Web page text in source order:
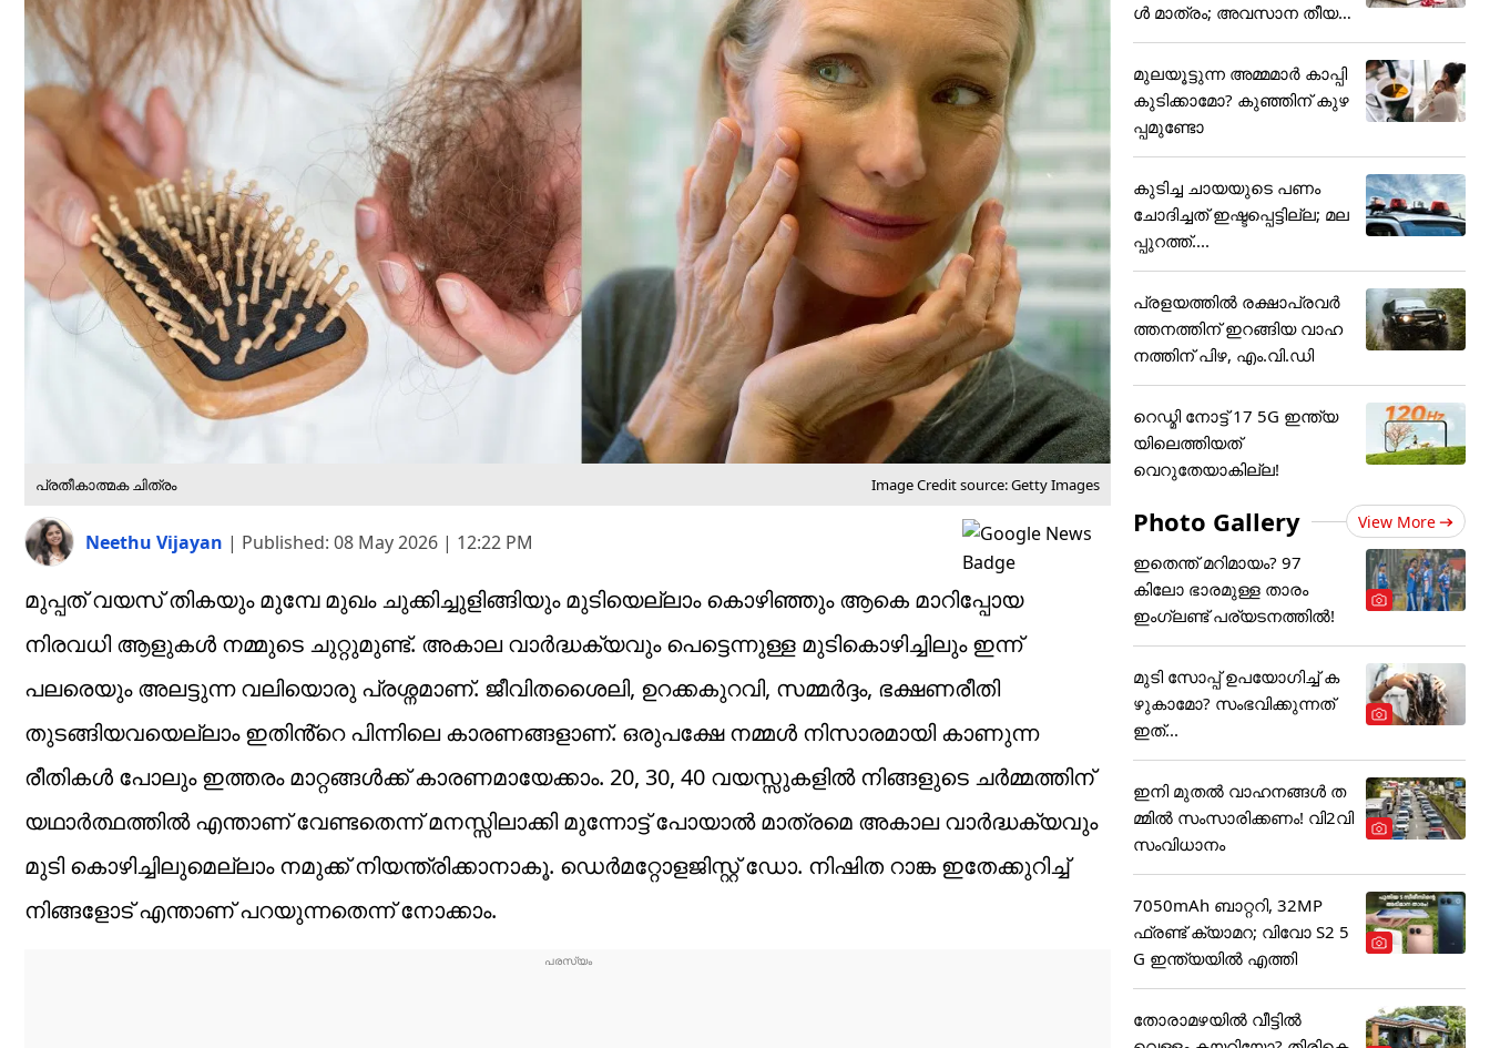
പ്രതീകാത്മക ചിത്രം Image Credit source: Getty Images
Neethu Vijayan | Published: 08 May 2026 | 12:22 PM
മുപ്പത് വയസ് തികയും മുമ്പേ മുഖം ചുക്കിച്ചുളിങ്ങിയും മുടിയെല്ലാം കൊഴിഞ്ഞും ആകെ മാറിപ്പോയ
നിരവധി ആളുകൾ നമ്മുടെ ചുറ്റുമുണ്ട്. അകാല വാർദ്ധക്യവും പെട്ടെന്നുള്ള മുടികൊഴിച്ചിലും ഇന്ന്
പലരെയും അലട്ടുന്ന വലിയൊരു പ്രശ്നമാണ്. ജീവിതശൈലി, ഉറക്കകുറവി, സമ്മർദ്ദം, ഭക്ഷണരീതി
തുടങ്ങിയവയെല്ലാം ഇതിൻ്റെ പിന്നിലെ കാരണങ്ങളാണ്. ഒരുപക്ഷേ നമ്മൾ നിസാരമായി കാണുന്ന
രീതികൾ പോലും ഇത്തരം മാറ്റങ്ങൾക്ക് കാരണമായേക്കാം. 20, 30, 40 വയസ്സുകളിൽ നിങ്ങളുടെ ചർമ്മത്തിന്
യഥാർത്ഥത്തിൽ എന്താണ് വേണ്ടതെന്ന് മനസ്സിലാക്കി മുന്നോട്ട് പോയാൽ മാത്രമെ അകാല വാർദ്ധക്യവും
മുടി കൊഴിച്ചിലുമെല്ലാം നമുക്ക് നിയന്ത്രിക്കാനാകൂ. ഡെർമറ്റോളജിസ്റ്റ് ഡോ. നിഷിത റാങ്ക ഇതേക്കുറിച്ച്
നിങ്ങളോട് എന്താണ് പറയുന്നതെന്ന് നോക്കാം.
ൾ മാത്രം; അവസാന തീയ
തി
മുലയൂട്ടുന്ന അമ്മമാർ കാപ്പി
കുടിക്കാമോ? കുഞ്ഞിന് കുഴ
പ്പമുണ്ടോ
കുടിച്ച ചായയുടെ പണം
ചോദിച്ചത് ഇഷ്ടപ്പെട്ടില്ല; മല
പ്പുറത്ത്....
പ്രളയത്തിൽ രക്ഷാപ്രവർ
ത്തനത്തിന് ഇറങ്ങിയ വാഹ
നത്തിന് പിഴ, എം.വി.ഡി
റെഡ്മി നോട്ട് 17 5G ഇന്ത്യ
യിലെത്തിയത്
വെറുതേയാകില്ല!
Photo Gallery View More
ഇതെന്ത് മറിമായം? 97
കിലോ ഭാരമുള്ള താരം
ഇംഗ്ലണ്ട് പര്യടനത്തില്‍!
മുടി സോപ്പ് ഉപയോഗിച്ച് ക
ഴുകാമോ? സംഭവിക്കുന്നത്
ഇത്...
ഇനി മുതൽ വാഹനങ്ങൾ ത
മ്മിൽ സംസാരിക്കണം! വി2വി
സംവിധാനം
7050mAh ബാറ്ററി, 32MP
ഫ്രണ്ട് ക്യാമറ; വിവോ S2 5
G ഇന്ത്യയിൽ എത്തി
തോരാമഴയിൽ വീട്ടിൽ